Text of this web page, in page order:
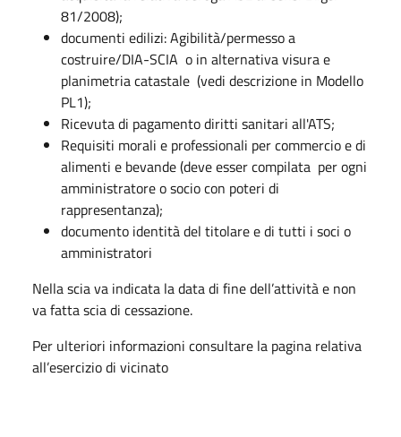
81/2008);
documenti edilizi: Agibilità/permesso a
costruire/DIA-SCIA o in alternativa visura e
planimetria catastale (vedi descrizione in Modello
PL1);​
Ricevuta di pagamento diritti sanitari all'ATS;
Requisiti morali e professionali per commercio e di
alimenti e bevande (deve esser compilata per ogni
amministratore o socio con poteri di
rappresentanza);
documento identità del titolare e di tutti i soci o
amministratori
Nella scia va indicata la data di fine dell’attività e non
va fatta scia di cessazione.
Per ulteriori informazioni consultare la pagina relativa
all’esercizio di vicinato